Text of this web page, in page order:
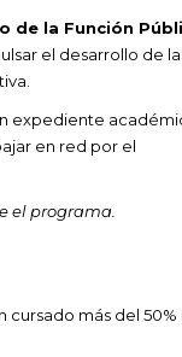
de la Función
el desarrollo de la
expediente
en red por el
el programa.
cursado más del 50%